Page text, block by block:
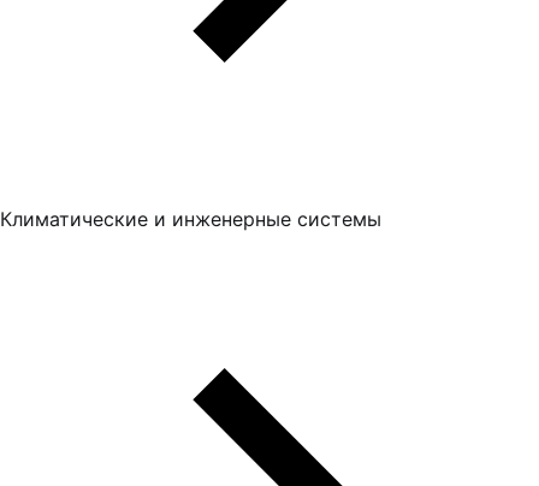
Климатические и инженерные системы